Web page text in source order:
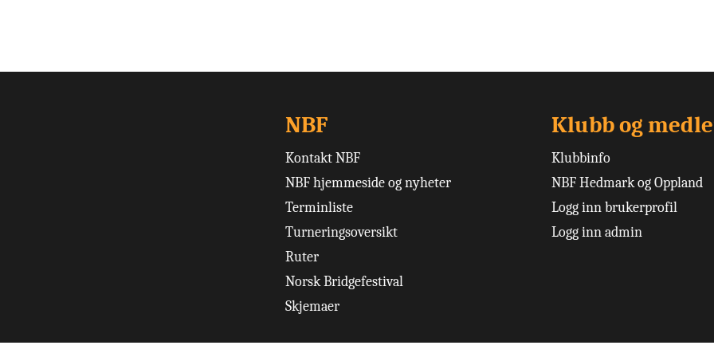
NBF
Kontakt NBF
NBF hjemmeside og nyheter
Terminliste
Turneringsoversikt
Ruter
Norsk Bridgefestival
Skjemaer
Klubb og
Klubbinfo
NBF Hedmark og Oppland
Logg inn brukerprofil
Logg inn admin